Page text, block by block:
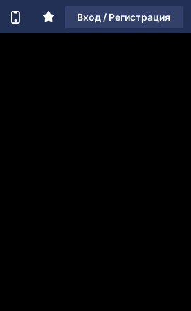
Вход / Регистрация